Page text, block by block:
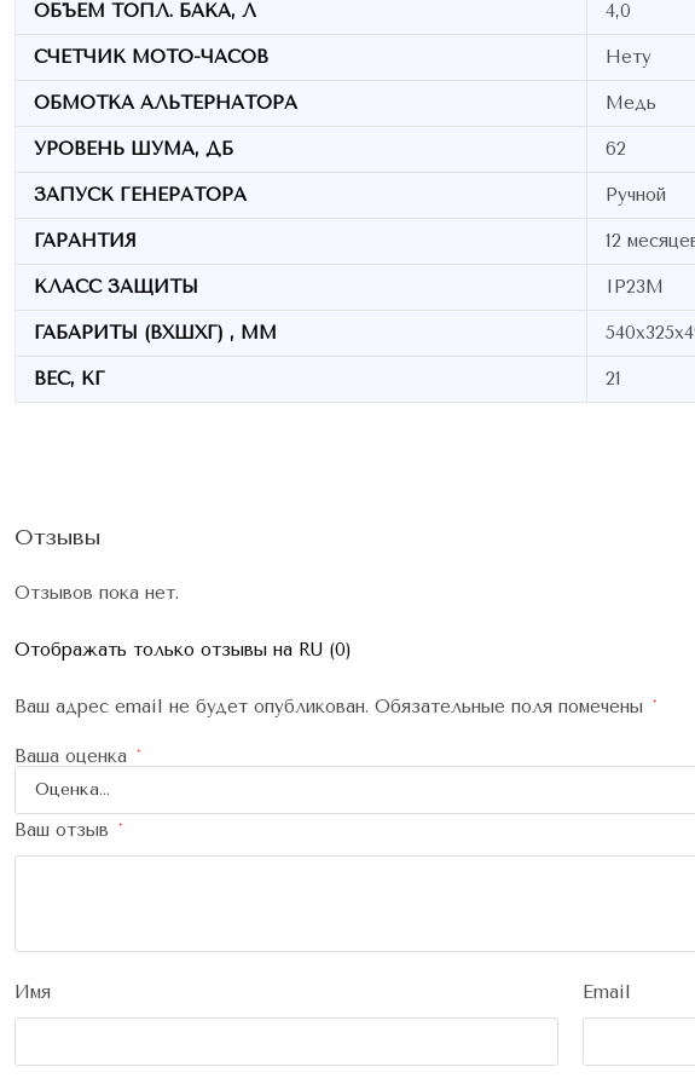
ОБЪЕМ ТОПЛ. БАКА, Л 4,0
СЧЕТЧИК МОТО-ЧАСОВ Нету
ОБМОТКА АЛЬТЕРНАТОРА Медь
УРОВЕНЬ ШУМА, ДБ 62
ЗАПУСК ГЕНЕРАТОРА Ручной
ГАРАНТИЯ 12
КЛАСС ЗАЩИТЫ IP23M
ГАБАРИТЫ (ВХШХГ) , ММ
ВЕС, КГ 21
Отзывы
Отзывов пока нет.
Отображать только отзывы на RU (0)
Ваш адрес email не будет опубликован. Обязательные поля помечены *
Ваша оценка *
Ваш отзыв *
Имя Email